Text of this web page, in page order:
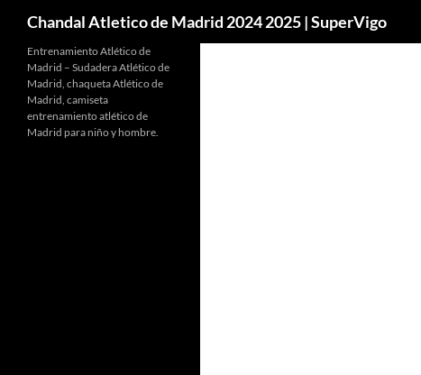
Chandal Atletico de Madrid 2024 2025 | SuperVigo
Entrenamiento Atlético de
Madrid – Sudadera Atlético de
Madrid, chaqueta Atlético de
Madrid, camiseta
entrenamiento atlético de
Madrid para niño y hombre.